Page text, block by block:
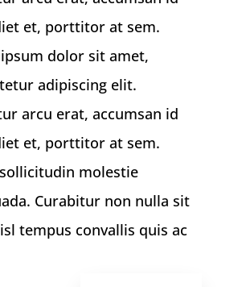
et, porttitor at sem.
dolor sit amet,
adipiscing elit.
arcu erat, accumsan id
et, porttitor at sem.
molestie
Curabitur non nulla sit
tempus convallis quis ac